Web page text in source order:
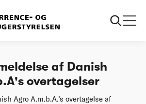
af Danish
overtagelser
Agro A.m.b.A.’s overtagelse af